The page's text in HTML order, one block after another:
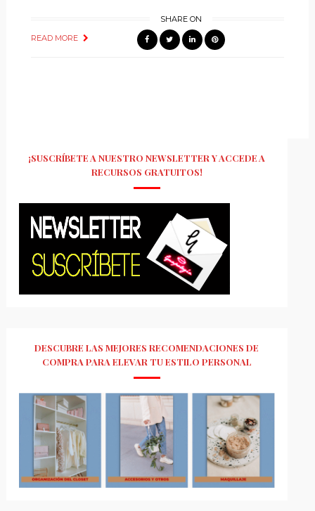
READ MORE
SHARE ON
¡SUSCRÍBETE A NUESTRO NEWSLETTER Y ACCEDE A
RECURSOS GRATUITOS!
DESCUBRE LAS MEJORES RECOMENDACIONES DE
COMPRA PARA ELEVAR TU ESTILO PERSONAL